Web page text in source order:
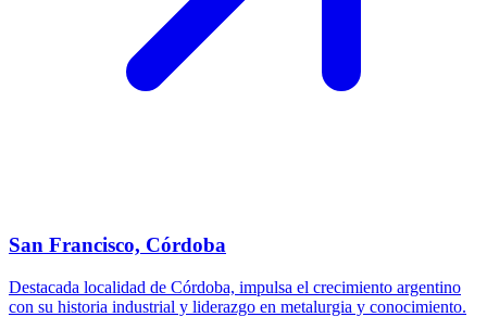
San Francisco, Córdoba
Destacada localidad de Córdoba, impulsa el crecimiento argentino
con su historia industrial y liderazgo en metalurgia y conocimiento.